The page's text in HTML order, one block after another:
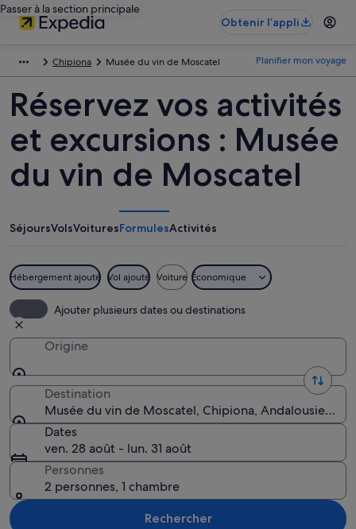
Passer à la section principale
Obtenir l’appli
Chipiona Musée du vin de Moscatel Planifier mon voyage
Réservez vos activités
et excursions : Musée
du vin de Moscatel
SéjoursVolsVoituresFormulesActivités
Hébergement ajouté Vol ajouté Voiture Économique
Ajouter plusieurs dates ou destinations
Origine
Destination
Musée du vin de Moscatel, Chipiona, Andalousie,
Dates
ven. 28 août - lun. 31 août
Personnes
2 personnes, 1 chambre
Rechercher